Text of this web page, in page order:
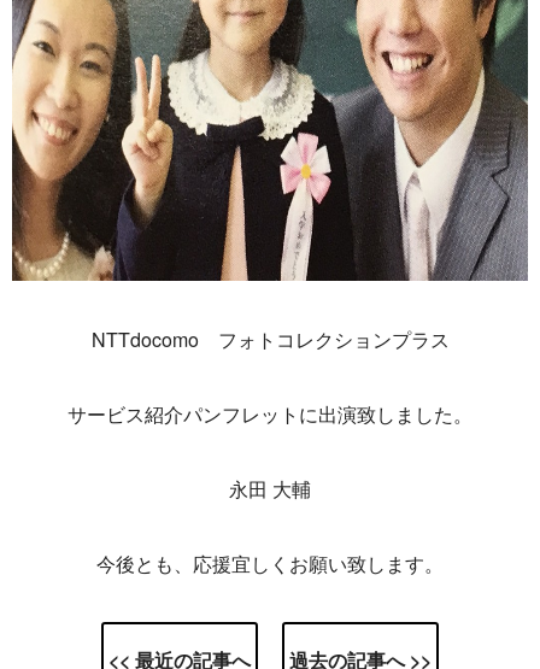
NTTdocomo フォトコレクションプラス
サービス紹介パンフレットに出演致しました。
永田 大輔
今後とも、応援宜しくお願い致します。
<< 最近の記事へ 過去の記事へ >>